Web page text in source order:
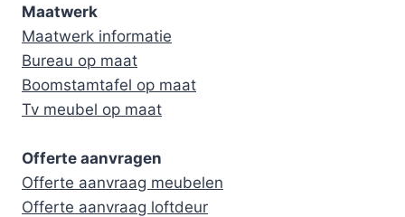
Maatwerk
Maatwerk informatie
Bureau op maat
Boomstamtafel op maat
Tv meubel op maat
Offerte aanvragen
Offerte aanvraag meubelen
Offerte aanvraag loftdeur